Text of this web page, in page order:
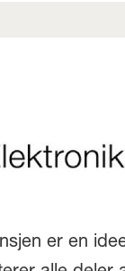
er en